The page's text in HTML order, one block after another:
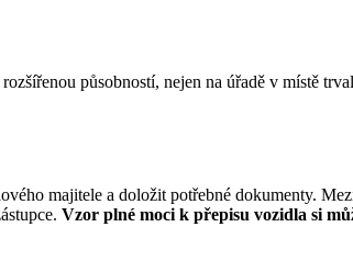
působností, nejen na úřadě v místě
majitele a doložit potřebné dokumenty.
Vzor plné moci k přepisu vozidla si